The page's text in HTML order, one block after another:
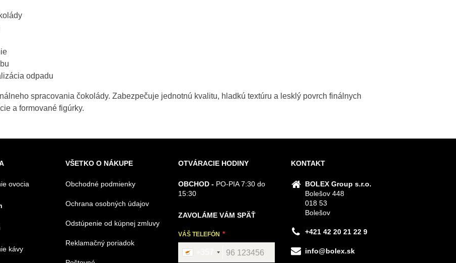
odpadu
spracovania čokolády. Zabezpečuje jednotnú kvalitu, hladkú textúru a lesklý povrch finálnych
a formované figúrky.
ovocia
kávy
VŠETKO O NÁKUPE
Obchodné podmienky
Ochrana osobných údajov
Odstúpenie od kúpnej zmluvy
Reklamačný poriadok
OTVÁRACIE HODINY
OBCHOD - PO-PIA 7:30 do
15:30
ZAVOLÁME VÁM SPÄŤ
VÁŠ TELEFÓN
KONTAKT
BOLEX Group s.r.o.
Bolešov 448
018 53
Bolešov
+421 42 20 21 22 9
info@bolex.sk